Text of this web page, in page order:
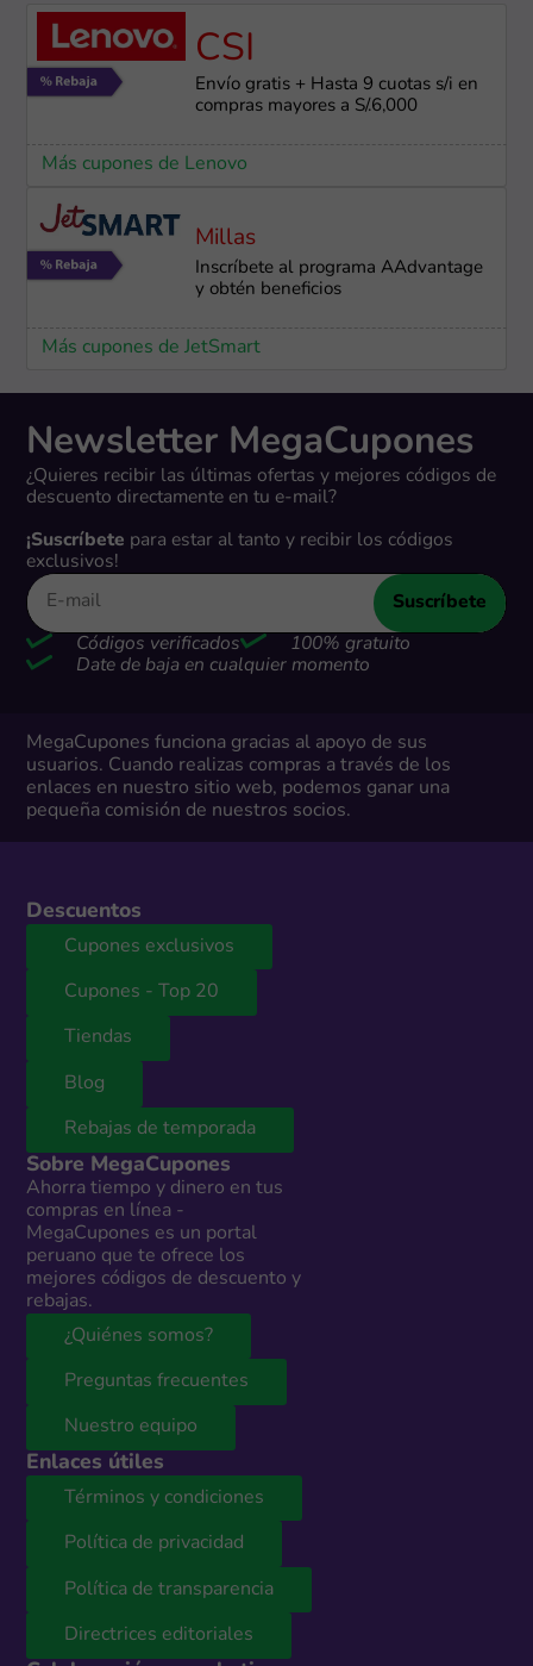
CSI
Envío gratis + Hasta 9 cuotas s/i en
compras mayores a S/.6,000
Más cupones de Lenovo
Millas
Inscríbete al programa AAdvantage
y obtén beneficios
Más cupones de JetSmart
Newsletter MegaCupones
¿Quieres recibir las últimas ofertas y mejores códigos de
descuento directamente en tu e-mail?
¡Suscríbete para estar al tanto y recibir los códigos
exclusivos!
Suscríbete
Códigos verificados
100% gratuito
Date de baja en cualquier momento
MegaCupones funciona gracias al apoyo de sus
usuarios. Cuando realizas compras a través de los
enlaces en nuestro sitio web, podemos ganar una
pequeña comisión de nuestros socios.
Descuentos
Cupones exclusivos
Cupones - Top 20
Tiendas
Blog
Rebajas de temporada
Sobre MegaCupones
Ahorra tiempo y dinero en tus
compras en línea -
MegaCupones es un portal
peruano que te ofrece los
mejores códigos de descuento y
rebajas.
¿Quiénes somos?
Preguntas frecuentes
Nuestro equipo
Enlaces útiles
Términos y condiciones
Política de privacidad
Política de transparencia
Directrices editoriales